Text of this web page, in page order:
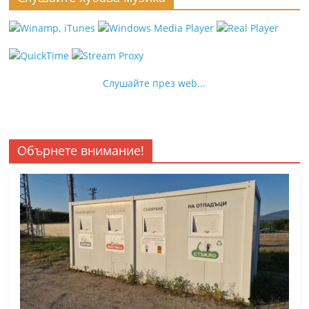
Слушайте през web...
Обърнете внимание!